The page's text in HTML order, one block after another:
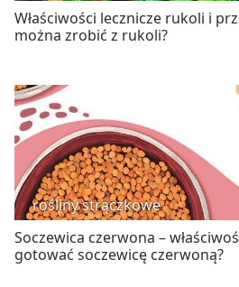
Właściwości lecznicze rukoli i
można zrobić z rukoli?
rośliny strączkowe
Soczewica czerwona –
gotować soczewicę czerwoną?